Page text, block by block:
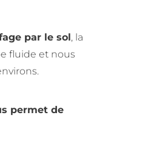
par le sol, la
fluide et nous
permet de